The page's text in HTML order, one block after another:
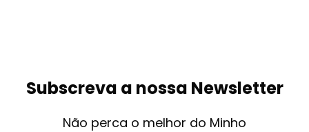
Subscreva a nossa Newsletter
Não perca o melhor do Minho